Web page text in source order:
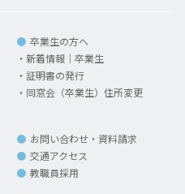
卒業生の方へ
新着情報｜卒業生
証明書の発行
同窓会（卒業生）住所変更
お問い合わせ・資料請求
交通アクセス
教職員採用